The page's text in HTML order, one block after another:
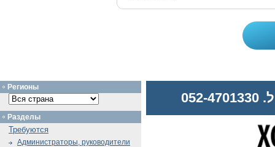
Регионы
Разделы
Требуются
Администраторы, руководители